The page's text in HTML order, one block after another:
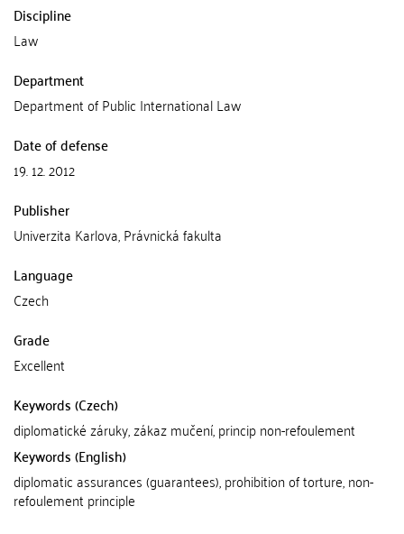
Discipline
Law
Department
Department of Public International Law
Date of defense
19. 12. 2012
Publisher
Univerzita Karlova, Právnická fakulta
Language
Czech
Grade
Excellent
Keywords (Czech)
diplomatické záruky, zákaz mučení, princip non-refoulement
Keywords (English)
diplomatic assurances (guarantees), prohibition of torture, non-
refoulement principle